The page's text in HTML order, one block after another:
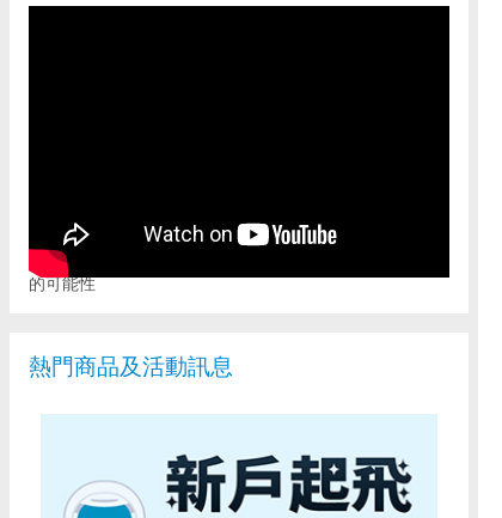
富邦證券全新APP「富邦AI PRO」，重新定義行動投資
的可能性
熱門商品及活動訊息